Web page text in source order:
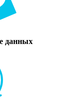
данных